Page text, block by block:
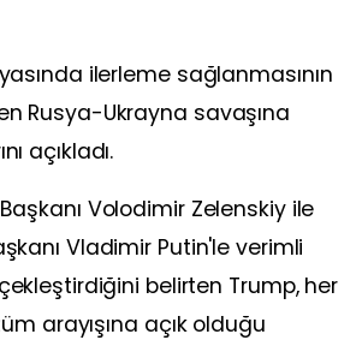
ilerleme sağlanmasının
Rusya-Ukrayna savaşına
açıkladı.
Volodimir Zelenskiy ile
Vladimir Putin'le verimli
belirten Trump, her
arayışına açık olduğu